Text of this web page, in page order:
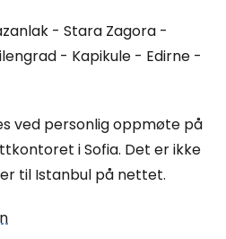
- Stara Zagora -
- Kapikule - Edirne -
ved personlig oppmøte på
i Sofia. Det er ikke
til Istanbul på nettet.